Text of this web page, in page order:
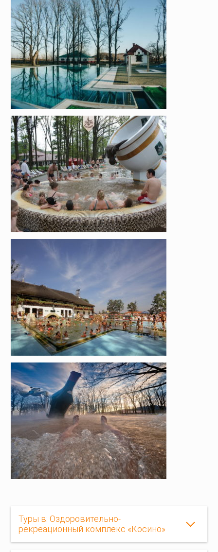
Туры в: Оздоровительно-
рекреационный комплекс «Косино»